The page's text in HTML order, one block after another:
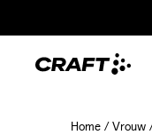
Home Vrouw